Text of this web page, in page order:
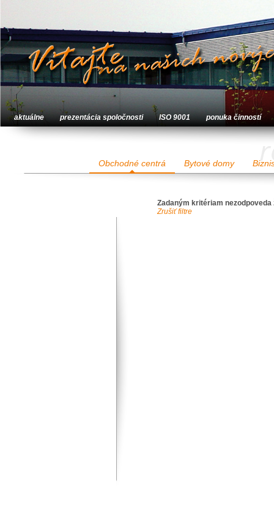
aktuálne prezentácia spoločnosti ISO 9001 ponuka činností
Obchodné centrá Bytové domy
Zadaným kritériam nezodpoveda
Zrušiť filtre